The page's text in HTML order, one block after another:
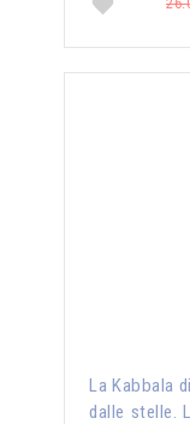
La Kabbala
dalle stelle.